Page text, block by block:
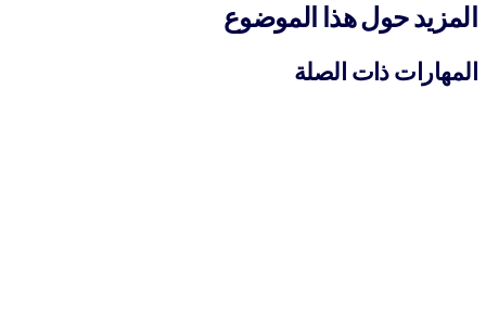
المزيد حول هذا الموضوع
المهارات ذات الصلة